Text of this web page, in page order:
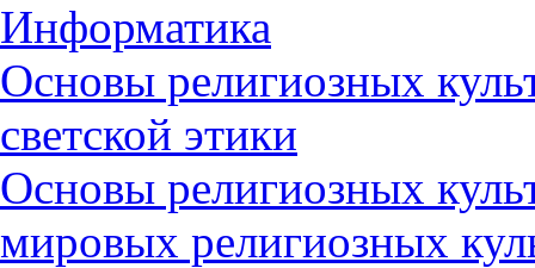
Информатика
Основы религиозных
светской этики
Основы религиозных
мировых религиозных